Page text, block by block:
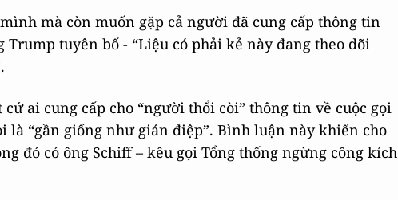
mà còn muốn gặp cả người đã cung cấp thông tin
Trump tuyên bố - “Liệu có phải kẻ này đang theo dõi
ai cung cấp cho “người thổi còi” thông tin về cuộc gọi
là “gần giống như gián điệp”. Bình luận này khiến cho
đó có ông Schiff – kêu gọi Tổng thống ngừng công kích